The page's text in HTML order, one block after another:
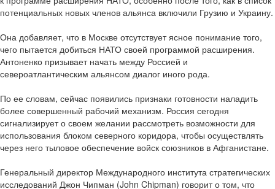
потенциальных новых членов альянса включили Грузию и Украину.
Она добавляет, что в Москве отсутствует ясное понимание того,
чего пытается добиться НАТО своей программой расширения.
Антоненко призывает начать между Россией и
североатлантическим альянсом диалог иного рода.
По ее словам, сейчас появились признаки готовности наладить
более совершенный рабочий механизм. Россия сегодня
сигнализирует о своем желании рассмотреть возможности для
использования блоком северного коридора, чтобы осуществлять
через него тыловое обеспечение войск союзников в Афганистане.
Генеральный директор Международного института стратегических
исследований Джон Чипман (John Chipman) говорит о том, что